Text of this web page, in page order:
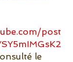
post
le